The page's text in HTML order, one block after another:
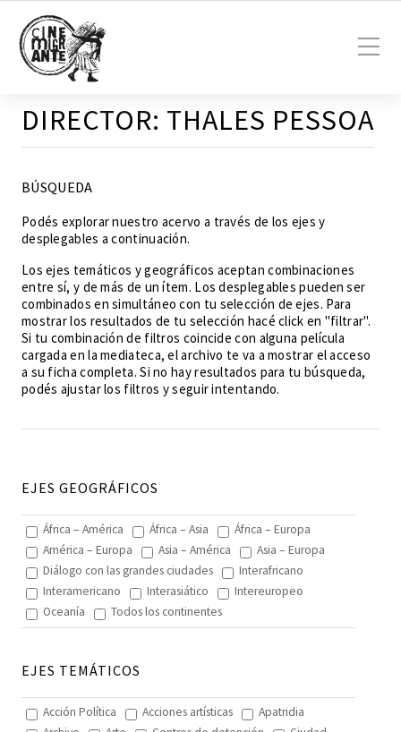
DIRECTOR: THALES PESSOA
BÚSQUEDA
Podés explorar nuestro acervo a través de los ejes y
desplegables a continuación.
Los ejes temáticos y geográficos aceptan combinaciones
entre sí, y de más de un ítem. Los desplegables pueden ser
combinados en simultáneo con tu selección de ejes. Para
mostrar los resultados de tu selección hacé click en "filtrar".
Si tu combinación de filtros coincide con alguna película
cargada en la mediateca, el archivo te va a mostrar el acceso
a su ficha completa. Si no hay resultados para tu búsqueda,
podés ajustar los filtros y seguir intentando.
EJES GEOGRÁFICOS
África – América África – Asia
África – Europa
América – Europa
Asia – América
Asia – Europa
Diálogo con las grandes ciudades
Interafricano
Interamericano
Interasiático
Intereuropeo
Oceanía
Todos los continentes
EJES TEMÁTICOS
Acción Política Acciones artísticas
Apatridia